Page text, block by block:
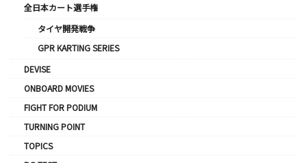
全日本カート選手権
タイヤ開発戦争
GPR KARTING SERIES
DEVISE
ONBOARD MOVIES
FIGHT FOR PODIUM
TURNING POINT
TOPICS